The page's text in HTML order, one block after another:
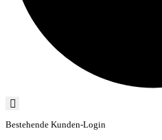
Bestehende Kunden-Login